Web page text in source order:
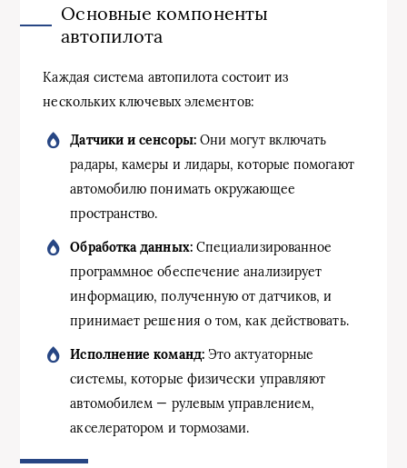
Основные компоненты
автопилота
Каждая система автопилота состоит из
нескольких ключевых элементов:
Датчики и сенсоры:Они могут включать
радары, камеры и лидары, которые помогают
автомобилю понимать окружающее
пространство.
Обработка данных:Специализированное
программное обеспечение анализирует
информацию, полученную от датчиков, и
принимает решения о том, как действовать.
Исполнение команд:Это актуаторные
системы, которые физически управляют
автомобилем — рулевым управлением,
акселератором и тормозами.